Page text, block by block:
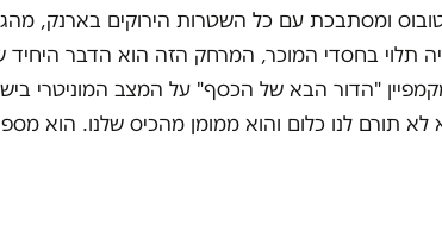
ומסתבכת עם כל השטרות הירוקים בארנק,
50 במקום 20 ויהיה תלוי בחסדי המוכר, המרחק הזה הוא הדבר
"הדור הבא של הכסף" על המצב המוניטרי
תורם לנו כלום והוא ממומן מהכיס שלנו. הוא